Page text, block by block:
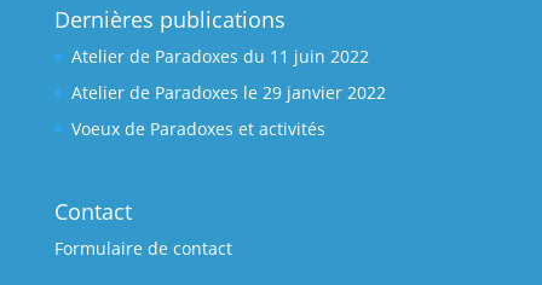
Dernières publications
Atelier de Paradoxes du 11 juin 2022
Atelier de Paradoxes le 29 janvier 2022
Voeux de Paradoxes et activités
Contact
Formulaire de contact